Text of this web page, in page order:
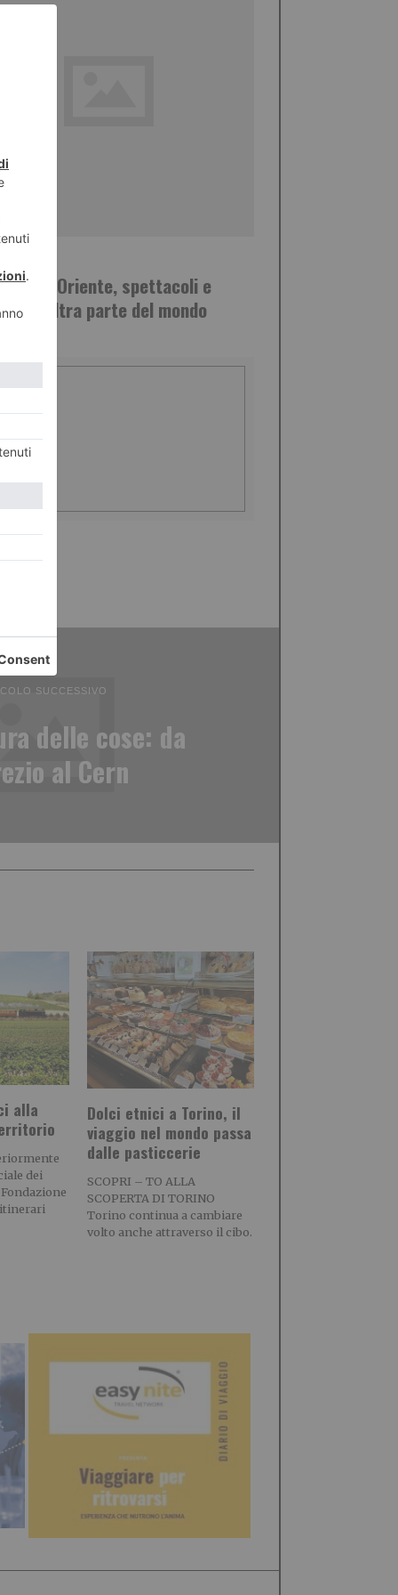
2015
dell'Oriente, spettacoli e
dall'altra parte del mondo
SUCCESSIVO
delle cose: ​​da
al Cern
alla
dei
itinerari
Dolci etnici a Torino, il
viaggio nel mondo passa
dalle pasticcerie
SCOPRI – TO ALLA
SCOPERTA DI TORINO
Torino continua a cambiare
volto anche attraverso il cibo.